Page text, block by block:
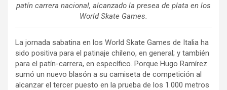
patín carrera nacional, alcanzado la presea de plata en los
World Skate Games.
La jornada sabatina en los World Skate Games de Italia ha
sido positiva para el patinaje chileno, en general; y también
para el patín-carrera, en específico. Porque Hugo Ramírez
sumó un nuevo blasón a su camiseta de competición al
alcanzar el tercer puesto en la prueba de los 1.000 metros